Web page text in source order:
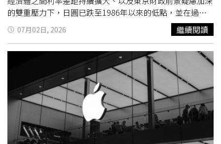
身為球團重點培養的旅外投手，徐若熙傷勢後續發展，不僅
牽動本季剩餘賽程，也將影響軟銀下半季的投手戰力布局。
的雙重壓力下，日圓已跌至1986年以來的低點，並在過去1
年成為全球表現最差的主要貨幣之一。交易員認為，日本政
府屢次警告將採取強硬措施以遏止貶值，但這種口頭干預的
長期效果相當有限。多數市場人士認為，即使實際進場干預
支撐日圓，效果也僅是暫時的，因為市場普遍認為日本在提
高利率以抑制通膨方面的行動過於遲緩，進一步惡化了日圓
的結構性弱點。對此，資產管理規模達1.89兆美元的美國投
資管理上市公司「普徠仕」（T. Rowe Price）指出，最悲觀
的情境可能是1美元兌169日圓；日本商業銀行「瑞穗銀
行」認為這個數字是170；日本第2大銀行「三井住友金融
集團」更預測，未來幾年恐跌至180。另一些市場人士，例
07月02日, 2026 繼續閱讀